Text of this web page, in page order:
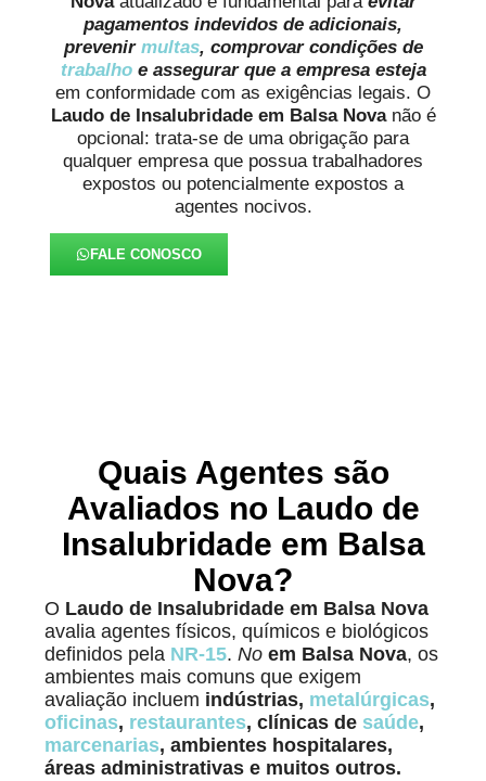
pagamentos indevidos de adicionais,
prevenir multas, comprovar condições de
trabalhoe assegurar que a empresa esteja
em conformidade com as exigências legais. O
Laudo de Insalubridade em Balsa Novanão é
opcional: trata-se de uma obrigação para
qualquer empresa que possua trabalhadores
expostos ou potencialmente expostos a
agentes nocivos.
FALE CONOSCO
Quais Agentes são
Avaliados no Laudo de
Insalubridade em Balsa
Nova?
O Laudo de Insalubridade em Balsa Nova
avalia agentes físicos, químicos e biológicos
definidos pela NR-15.Noem Balsa Nova, os
ambientes mais comuns que exigem
avaliação incluem indústrias, metalúrgicas,
oficinas, restaurantes, clínicas de saúde,
marcenarias, ambientes hospitalares,
áreas administrativas e muitos outros.